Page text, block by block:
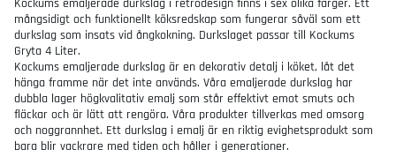
Kockums emaljerade durkslag i retrodesign finns i sex olika färger. Ett
mångsidigt och funktionellt köksredskap som fungerar såväl som ett
durkslag som insats vid ångkokning. Durkslaget passar till Kockums
Gryta 4 Liter.
Kockums emaljerade durkslag är en dekorativ detalj i köket, låt det
hänga framme när det inte används. Våra emaljerade durkslag har
dubbla lager högkvalitativ emalj som står effektivt emot smuts och
fläckar och är lätt att rengöra. Våra produkter tillverkas med omsorg
och noggrannhet. Ett durkslag i emalj är en riktig evighetsprodukt som
bara blir vackrare med tiden och håller i generationer.